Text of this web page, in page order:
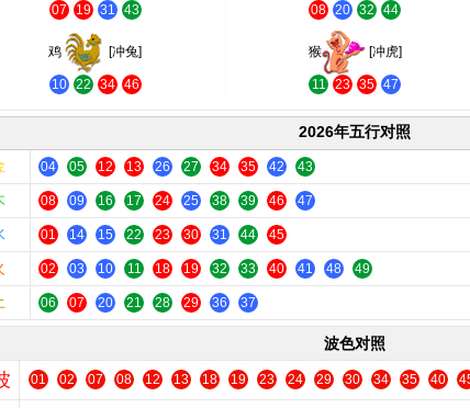
07 19 31 43 08 20 32 44
鸡 [冲兔]
10 22 34 46
猴 [冲虎]
11 23 35 47
2026年五行对照
04 05 12 13 26 27 34 35 42 43
08 09 16 17 24 25 38 39 46 47
01 14 15 22 23 30 31 44 45
02 03 10 11 18 19 32 33 40 41 48 49
06 07 20 21 28 29 36 37
波色对照
01 02 07 08 12 13 18 19 23 24 29 30 34 35 40